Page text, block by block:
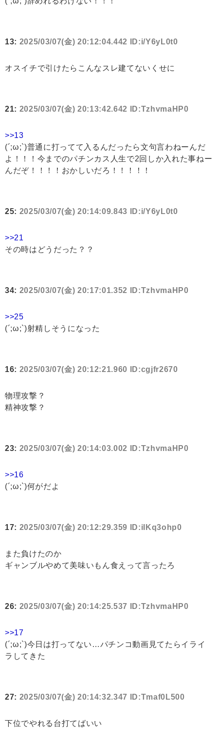
13: 2025/03/07(金) 20:12:04.442 ID:i/Y6yL0t0
オスイチで引けたらこんなスレ建てないくせに
21: 2025/03/07(金) 20:13:42.642 ID:TzhvmaHP0
>>13
(´;ω;`)普通に打ってて入るんだったら文句言わねーんだ
よ！！！今までのパチンカス人生で2回しか入れた事ねー
んだぞ！！！！おかしいだろ！！！！！
25: 2025/03/07(金) 20:14:09.843 ID:i/Y6yL0t0
>>21
その時はどうだった？？
34: 2025/03/07(金) 20:17:01.352 ID:TzhvmaHP0
>>25
(´;ω;`)射精しそうになった
16: 2025/03/07(金) 20:12:21.960 ID:cgjfr2670
物理攻撃？
精神攻撃？
23: 2025/03/07(金) 20:14:03.002 ID:TzhvmaHP0
>>16
(´;ω;`)何がだよ
17: 2025/03/07(金) 20:12:29.359 ID:iIKq3ohp0
また負けたのか
ギャンブルやめて美味いもん食えって言ったろ
26: 2025/03/07(金) 20:14:25.537 ID:TzhvmaHP0
>>17
(´;ω;`)今日は打ってない…パチンコ動画見てたらイライ
ラしてきた
27: 2025/03/07(金) 20:14:32.347 ID:Tmaf0L500
下位でやれる台打てばいい